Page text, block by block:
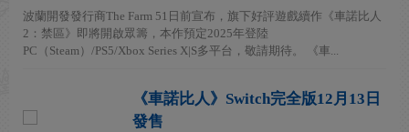
波蘭開發發行商The Farm 51日前宣布，旗下好評遊戲續作《車諾比人
2：禁區》即將開啟眾籌，本作預定2025年登陸
PC（Steam）/PS5/Xbox Series X|S多平台，敬請期待。 《車...
《車諾比人》Switch完全版12月13日
發售